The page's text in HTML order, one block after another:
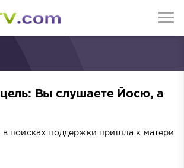
Вы слушаете Йосю, а
в поисках поддержки пришла к матери